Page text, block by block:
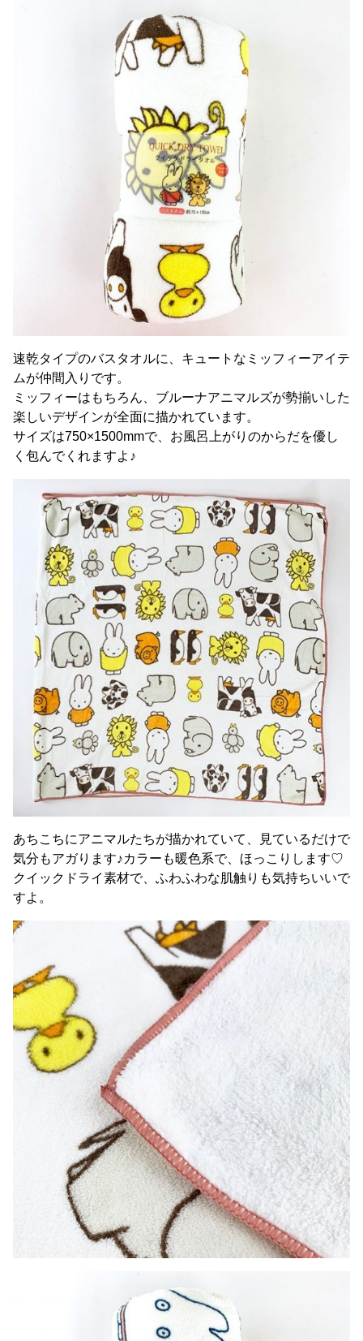
速乾タイプのバスタオルに、キュートなミッフィーアイテ
ムが仲間入りです。
ミッフィーはもちろん、ブルーナアニマルズが勢揃いした
楽しいデザインが全面に描かれています。
サイズは750×1500mmで、お風呂上がりのからだを優し
く包んでくれますよ♪
あちこちにアニマルたちが描かれていて、見ているだけで
気分もアガります♪カラーも暖色系で、ほっこりします♡
クイックドライ素材で、ふわふわな肌触りも気持ちいいで
すよ。